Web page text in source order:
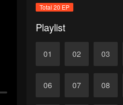
Total 20 EP
Playlist
01 02 03
06 07 08